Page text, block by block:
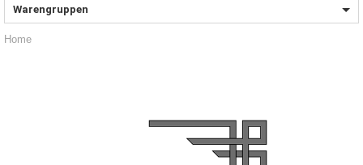
Warengruppen
Home